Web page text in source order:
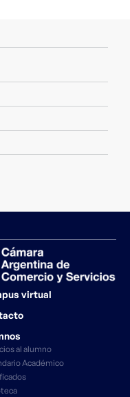
Capacitación
virtual
al alumno
Académico